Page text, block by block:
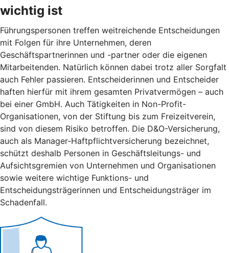
wichtig ist
Führungspersonen treffen weitreichende Entscheidungen
mit Folgen für ihre Unternehmen, deren
Geschäftspartnerinnen und -partner oder die eigenen
Mitarbeitenden. Natürlich können dabei trotz aller Sorgfalt
auch Fehler passieren. Entscheiderinnen und Entscheider
haften hierfür mit ihrem gesamten Privatvermögen – auch
bei einer GmbH. Auch Tätigkeiten in Non-Profit-
Organisationen, von der Stiftung bis zum Freizeitverein,
sind von diesem Risiko betroffen. Die D&O-Versicherung,
auch als Manager-Haftpflichtversicherung bezeichnet,
schützt deshalb Personen in Geschäftsleitungs- und
Aufsichtsgremien von Unternehmen und Organisationen
sowie weitere wichtige Funktions- und
Entscheidungsträgerinnen und Entscheidungsträger im
Schadenfall.